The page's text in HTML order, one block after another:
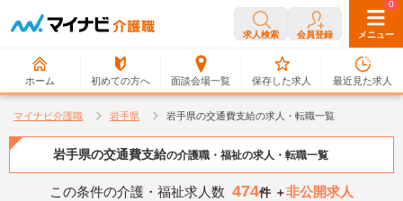
求人検索 会員登録 メニュー
ホーム 初めての方へ 面談会場一覧
0
保存した求人
0
最近見た求人
マイナビ介護職 岩手県 岩手県の交通費支給の求人・転職一覧
岩手県の交通費支給の介護職・福祉の求人・転職一覧
この条件の介護・福祉求人数 474件 ＋非公開求人